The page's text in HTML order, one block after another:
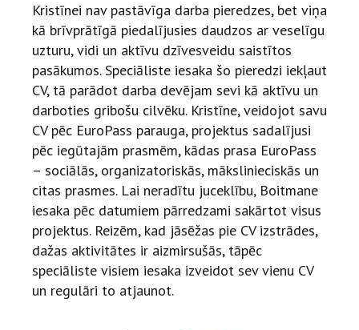
Kristīnei nav pastāvīga darba pieredzes, bet viņa
kā brīvprātīgā piedalījusies daudzos ar veselīgu
uzturu, vidi un aktīvu dzīvesveidu saistītos
pasākumos. Speciāliste iesaka šo pieredzi iekļaut
CV, tā parādot darba devējam sevi kā aktīvu un
darboties gribošu cilvēku. Kristīne, veidojot savu
CV pēc EuroPass parauga, projektus sadalījusi
pēc iegūtajām prasmēm, kādas prasa EuroPass
– sociālās, organizatoriskās, mākslinieciskās un
citas prasmes. Lai neradītu juceklību, Boitmane
iesaka pēc datumiem pārredzami sakārtot visus
projektus. Reizēm, kad jāsēžas pie CV izstrādes,
dažas aktivitātes ir aizmirsušās, tāpēc
speciāliste visiem iesaka izveidot sev vienu CV
un regulāri to atjaunot.